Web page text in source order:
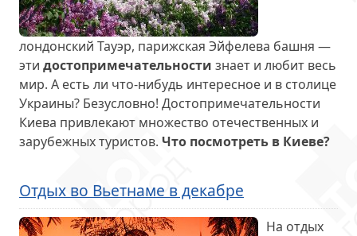
лондонский Тауэр, парижская Эйфелева башня —
эти достопримечательности знает и любит весь
мир. А есть ли что-нибудь интересное и в столице
Украины? Безусловно! Достопримечательности
Киева привлекают множество отечественных и
зарубежных туристов. Что посмотреть в Киеве?
Отдых во Вьетнаме в декабре
На отдых